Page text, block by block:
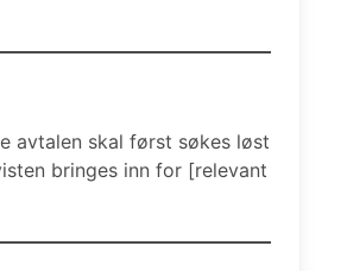
avtalen skal først søkes løst
bringes inn for [relevant